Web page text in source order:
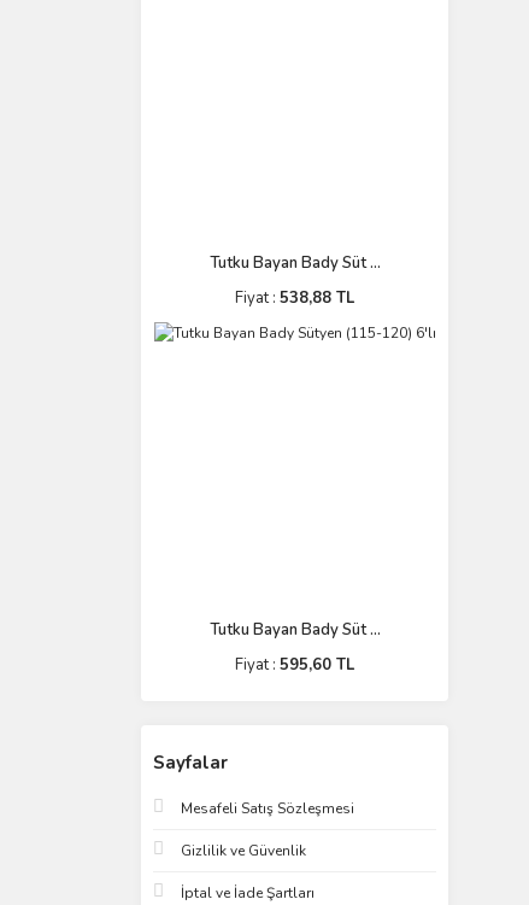
Tutku Bayan Bady Süt ...
Fiyat : 538,88 TL
Tutku Bayan Bady Süt ...
Fiyat : 595,60 TL
Sayfalar
Mesafeli Satış Sözleşmesi
Gizlilik ve Güvenlik
İptal ve İade Şartları